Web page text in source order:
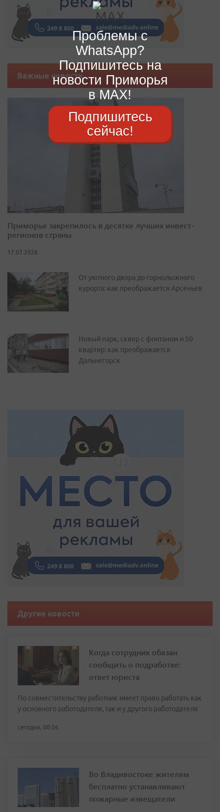
Важные новости
Приморье закрепилось в десятке лучших инвест-
регионов страны
17.07.2026
От уютного двора до горнолыжного
курорта: как преображается Арсеньев
Новый парк, сквер с фонтаном и 50
квартир: как преображается
Дальнегорск
Другие новости
Когда сотрудник обязан
сообщить о подработке:
ответ юриста
По совместительству работник имеет право работать как
у основного работодателя, так и у другого работодателя
сегодня, 00:26
Во Владивостоке жителям
бесплатно устанавливают
пожарные извещатели
Проблемы с
WhatsApp?
Подпишитесь на
новости Приморья
в MAX!
Подпишитесь
сейчас!